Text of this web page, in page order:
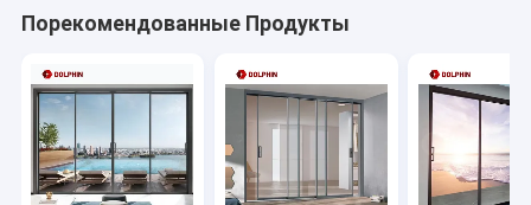
Порекомендованные Продукты